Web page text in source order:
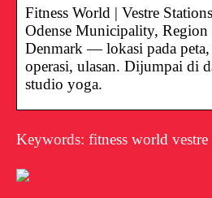
Fitness World | Vestre
Odense Municipality, Region
Denmark — lokasi pada
operasi, ulasan. Dijumpai di
studio yoga.
Keywords: fitness world vestre